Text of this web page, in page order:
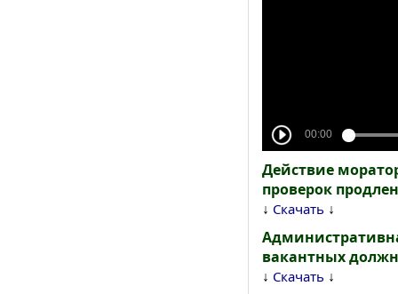
Действие
проверок
↓ Скачать ↓
вакантных
↓ Скачать ↓